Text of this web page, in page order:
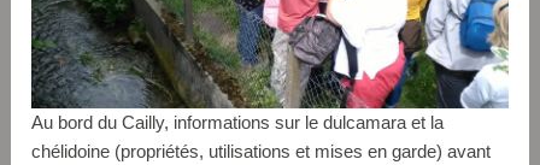
Au bord du Cailly, informations sur le dulcamara et la
chélidoine (propriétés, utilisations et mises en garde) avant